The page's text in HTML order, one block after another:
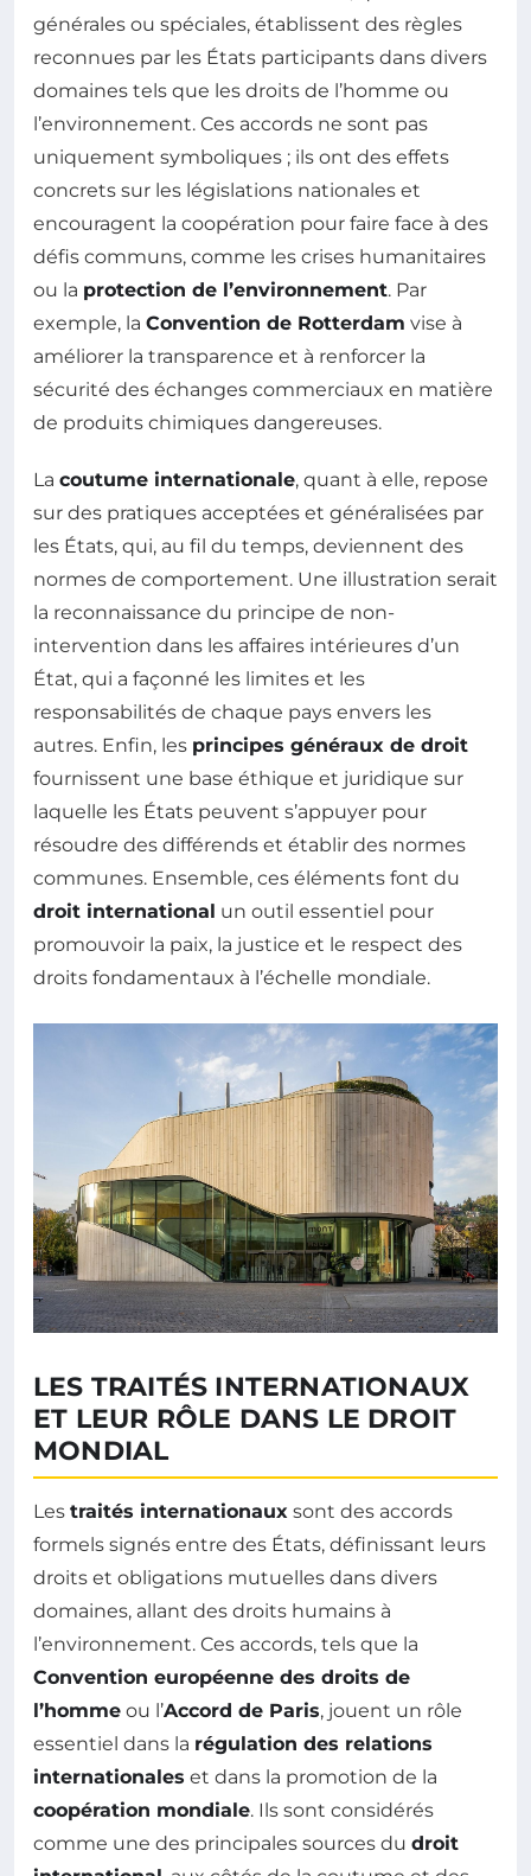
générales ou spéciales, établissent des règles
reconnues par les États participants dans divers
domaines tels que les droits de l’homme ou
l’environnement. Ces accords ne sont pas
uniquement symboliques ; ils ont des effets
concrets sur les législations nationales et
encouragent la coopération pour faire face à des
défis communs, comme les crises humanitaires
ou la protection de l’environnement. Par
exemple, la Convention de Rotterdam vise à
améliorer la transparence et à renforcer la
sécurité des échanges commerciaux en matière
de produits chimiques dangereuses.
La coutume internationale, quant à elle, repose
sur des pratiques acceptées et généralisées par
les États, qui, au fil du temps, deviennent des
normes de comportement. Une illustration serait
la reconnaissance du principe de non-
intervention dans les affaires intérieures d’un
État, qui a façonné les limites et les
responsabilités de chaque pays envers les
autres. Enfin, les principes généraux de droit
fournissent une base éthique et juridique sur
laquelle les États peuvent s’appuyer pour
résoudre des différends et établir des normes
communes. Ensemble, ces éléments font du
droit international un outil essentiel pour
promouvoir la paix, la justice et le respect des
droits fondamentaux à l’échelle mondiale.
LES TRAITÉS INTERNATIONAUX
ET LEUR RÔLE DANS LE DROIT
MONDIAL
Les traités internationaux sont des accords
formels signés entre des États, définissant leurs
droits et obligations mutuelles dans divers
domaines, allant des droits humains à
l’environnement. Ces accords, tels que la
Convention européenne des droits de
l’homme ou l’Accord de Paris, jouent un rôle
essentiel dans la régulation des relations
internationales et dans la promotion de la
coopération mondiale. Ils sont considérés
comme une des principales sources du droit